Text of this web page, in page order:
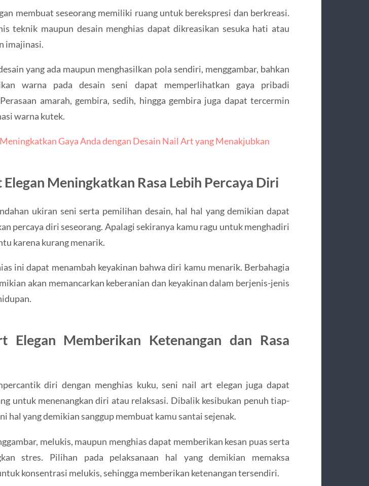
membuat seseorang memiliki ruang untuk berekspresi dan berkreasi.
teknik maupun desain menghias dapat dikreasikan sesuka hati atau
imajinasi.
yang ada maupun menghasilkan pola sendiri, menggambar, bahkan
warna pada desain seni dapat memperlihatkan gaya pribadi
amarah, gembira, sedih, hingga gembira juga dapat tercermin
warna kutek.
Meningkatkan Gaya Anda dengan Desain Nail Art yang Menakjubkan
Meningkatkan Rasa Lebih Percaya Diri
ukiran seni serta pemilihan desain, hal hal yang demikian dapat
percaya diri seseorang. Apalagi sekiranya kamu ragu untuk menghadiri
karena kurang menarik.
ini dapat menambah keyakinan bahwa diri kamu menarik. Berbahagia
akan memancarkan keberanian dan keyakinan dalam berjenis-jenis
Elegan Memberikan Ketenangan dan Rasa
diri dengan menghias kuku, seni nail art elegan juga dapat
untuk menenangkan diri atau relaksasi. Dibalik kesibukan penuh tiap-
hal yang demikian sanggup membuat kamu santai sejenak.
melukis, maupun menghias dapat memberikan kesan puas serta
stres. Pilihan pada pelaksanaan hal yang demikian memaksa
konsentrasi melukis, sehingga memberikan ketenangan tersendiri.